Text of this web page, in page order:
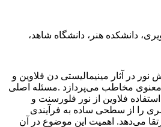
دانشکده هنر، دانشگاه شاهد،
در آثار مینیمالیستی دن فلاوین و
و معنوی مخاطب می‌پردازد .مسئله اصلی
فلاوین از نور فلورسنت و
را از سطحی ساده به فرآیندی
ارتقا می‌دهد. اهمیت این موضوع در آن